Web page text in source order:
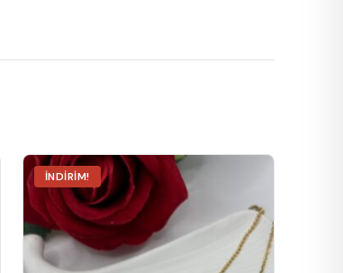
İNDIRIM!